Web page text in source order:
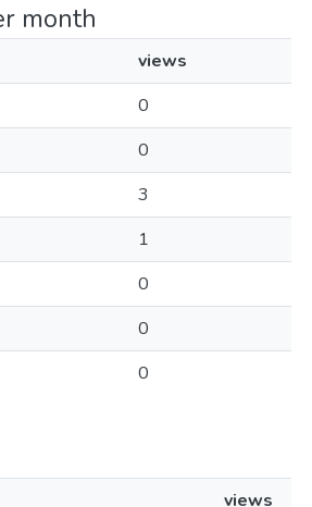
month
views
0
0
3
1
0
0
0
views